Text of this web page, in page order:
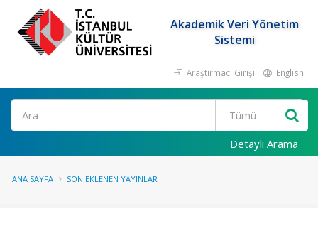
Akademik Veri Yönetim
Sistemi
Araştırmacı Girişi English
Ara
Detaylı Arama
ANA SAYFA SON EKLENEN YAYINLAR